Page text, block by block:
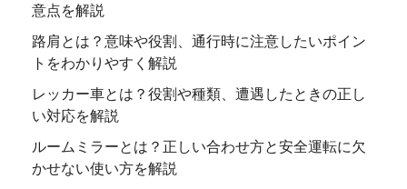
意点を解説
路肩とは？意味や役割、通行時に注意したいポイン
トをわかりやすく解説
レッカー車とは？役割や種類、遭遇したときの正し
い対応を解説
ルームミラーとは？正しい合わせ方と安全運転に欠
かせない使い方を解説